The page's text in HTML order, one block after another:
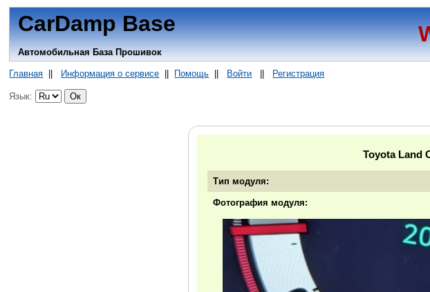
CarDamp Base
Автомобильная База Прошивок
Главная Информация о сервисе Помощь Войти Регистрация
Язык:
Toyota Land
Тип модуля:
Фотография модуля: